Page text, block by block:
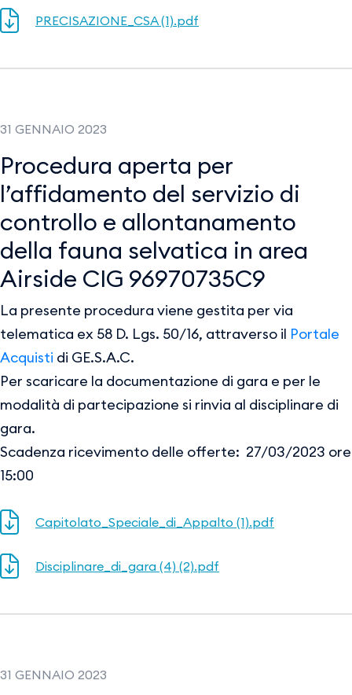
PRECISAZIONE_CSA (1).pdf
31 GENNAIO 2023
Procedura aperta per
l’affidamento del servizio di
controllo e allontanamento
della fauna selvatica in area
Airside CIG 96970735C9
La presente procedura viene gestita per via
telematica ex 58 D. Lgs. 50/16, attraverso il Portale
Acquisti di GE.S.A.C.
Per scaricare la documentazione di gara e per le
modalità di partecipazione si rinvia al disciplinare di
gara.
Scadenza ricevimento delle offerte: 27/03/2023 ore
15:00
Capitolato_Speciale_di_Appalto (1).pdf
Disciplinare_di_gara (4) (2).pdf
31 GENNAIO 2023